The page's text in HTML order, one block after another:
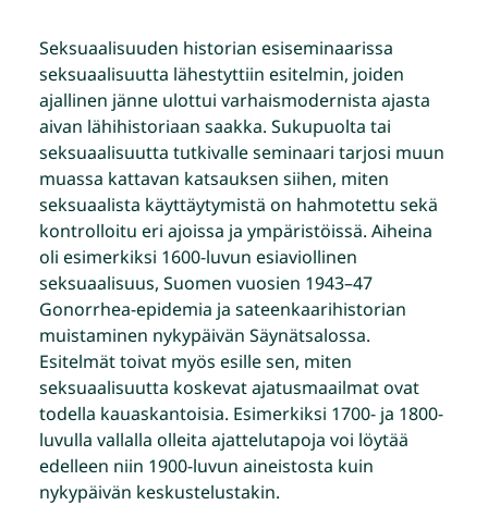
Seksuaalisuuden historian esiseminaarissa
seksuaalisuutta lähestyttiin esitelmin, joiden
ajallinen jänne ulottui varhaismodernista ajasta
aivan lähihistoriaan saakka. Sukupuolta tai
seksuaalisuutta tutkivalle seminaari tarjosi muun
muassa kattavan katsauksen siihen, miten
seksuaalista käyttäytymistä on hahmotettu sekä
kontrolloitu eri ajoissa ja ympäristöissä. Aiheina
oli esimerkiksi 1600-luvun esiaviollinen
seksuaalisuus, Suomen vuosien 1943–47
Gonorrhea-epidemia ja sateenkaarihistorian
muistaminen nykypäivän Säynätsalossa.
Esitelmät toivat myös esille sen, miten
seksuaalisuutta koskevat ajatusmaailmat ovat
todella kauaskantoisia. Esimerkiksi 1700- ja 1800-
luvulla vallalla olleita ajattelutapoja voi löytää
edelleen niin 1900-luvun aineistosta kuin
nykypäivän keskustelustakin.